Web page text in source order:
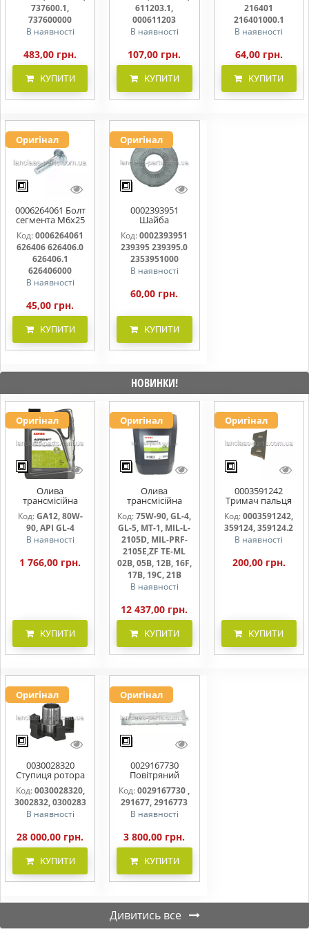
737600000
737600.1,
737600000
В наявності
483,00 грн.
КУПИТИ
000611203
611203.1,
000611203
В наявності
107,00 грн.
КУПИТИ
216401000
216401
216401000.1
В наявності
64,00 грн.
КУПИТИ
Оригінал
0006264061 Болт
сегмента М6х25
626406 626406.0
626406.1
626406000
Код:0006264061
626406 626406.0
626406.1
626406000
В наявності
45,00 грн.
КУПИТИ
Оригінал
0002393951
Шайба
контактна 239395
239395.0
2353951000
Код: 0002393951
239395 239395.0
2353951000
В наявності
60,00 грн.
КУПИТИ
НОВИНКИ!
Оригінал
Олива
трансмісійна
AGRISHIFT GA12 5
л
Код:GA12, 80W-
90, API GL-4
В наявності
1 766,00 грн.
КУПИТИ
Оригінал
Олива
трансмісійна
AGRISHIFT SYN FE
75W90 20л
Код: 75W-90, GL-4,
GL-5, MT-1, MIL-L-
2105D, MIL-PRF-
2105E,ZF TE-ML
02B, 05B, 12B, 16F,
17B, 19C, 21B
В наявності
12 437,00 грн.
КУПИТИ
Оригінал
0003591242
Тримач пальця
жниварки
Код:0003591242,
359124, 359124.2
В наявності
200,00 грн.
КУПИТИ
Оригінал
0030028320
Ступиця ротора
CLAAS
Код:0030028320,
3002832, 0300283
В наявності
28 000,00 грн.
КУПИТИ
Оригінал
0029167730
Повітряний
фільтр бака
(фільтр AdBlue)
Код: 0029167730 ,
291677, 2916773
В наявності
3 800,00 грн.
КУПИТИ
Дивитись все